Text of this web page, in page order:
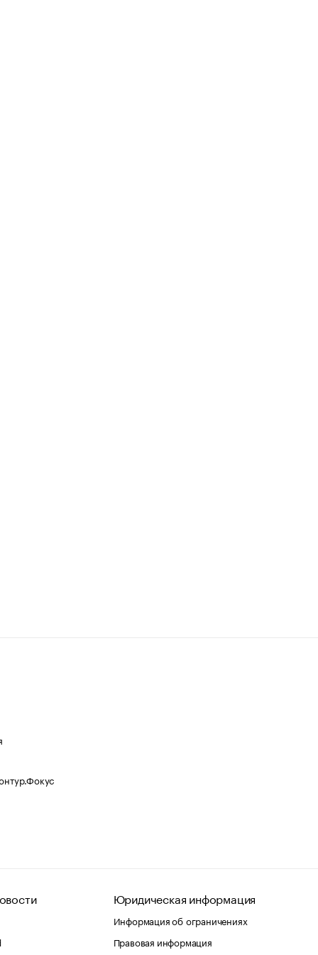
Юридическая информация
Информация об ограничениях
Правовая информация